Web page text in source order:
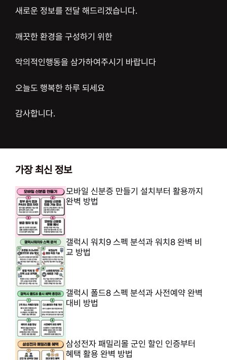
새로운 정보를 전달 해드리겠습니다.
깨끗한 환경을 구성하기 위한
악의적인행동을 삼가하여주시기 바랍니다
오늘도 행복한 하루 되세요
감사합니다.
가장 최신 정보
모바일 신분증 만들기 설치부터 활용까지
완벽 방법
갤럭시 워치9 스펙 분석과 워치8 완벽 비
교 방법
갤럭시 폴드8 스펙 분석과 사전예약 완벽
대비 방법
삼성전자 패밀리몰 군인 할인 인증부터
혜택 활용 완벽 방법